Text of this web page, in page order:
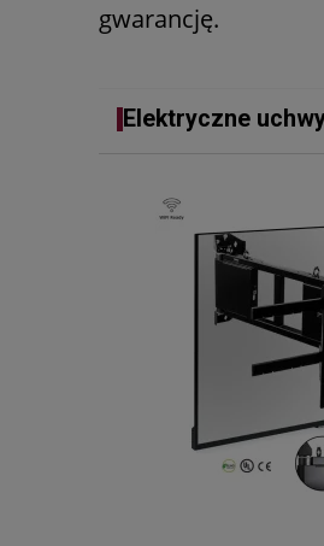
gwarancję.
Elektryczne